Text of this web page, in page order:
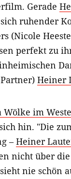
Gerade
ruhender
(Nicole
perfekt zu
Heiner
Wölke im
hin. "Die
– Heiner
nicht über
nie schön